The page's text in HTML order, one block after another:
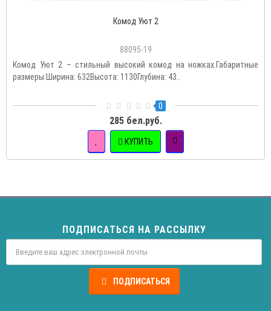
Комод Уют 2
88095-19
Комод Уют 2 – стильный высокий комод на ножках.Габаритные
размеры:Ширина: 632Высота: 1130Глубина: 43..
0
285 бел.руб.
КУПИТЬ
ПОДПИСАТЬСЯ НА РАССЫЛКУ
ПОДПИСАТЬСЯ